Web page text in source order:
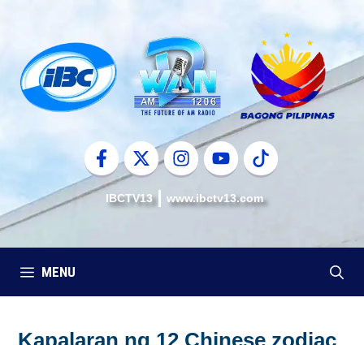
content
IBCTV13 www.ibctv13.com
MENU